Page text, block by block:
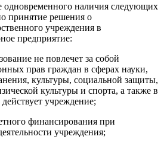
одновременного наличия следующих
принятие решения о
учреждения в
предприятие:
не повлечет за собой
прав граждан в сферах науки,
культуры, социальной защиты,
культуры и спорта, а также в
учреждение;
финансирования при
учреждения;